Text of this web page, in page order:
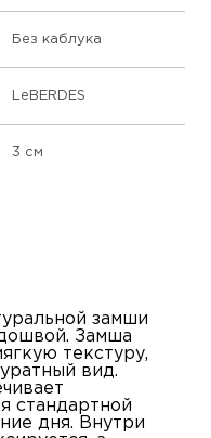
Без каблука
LeBERDES
3 см
замши
Замша
текстуру,
вид.
стандартной
дня. Внутри